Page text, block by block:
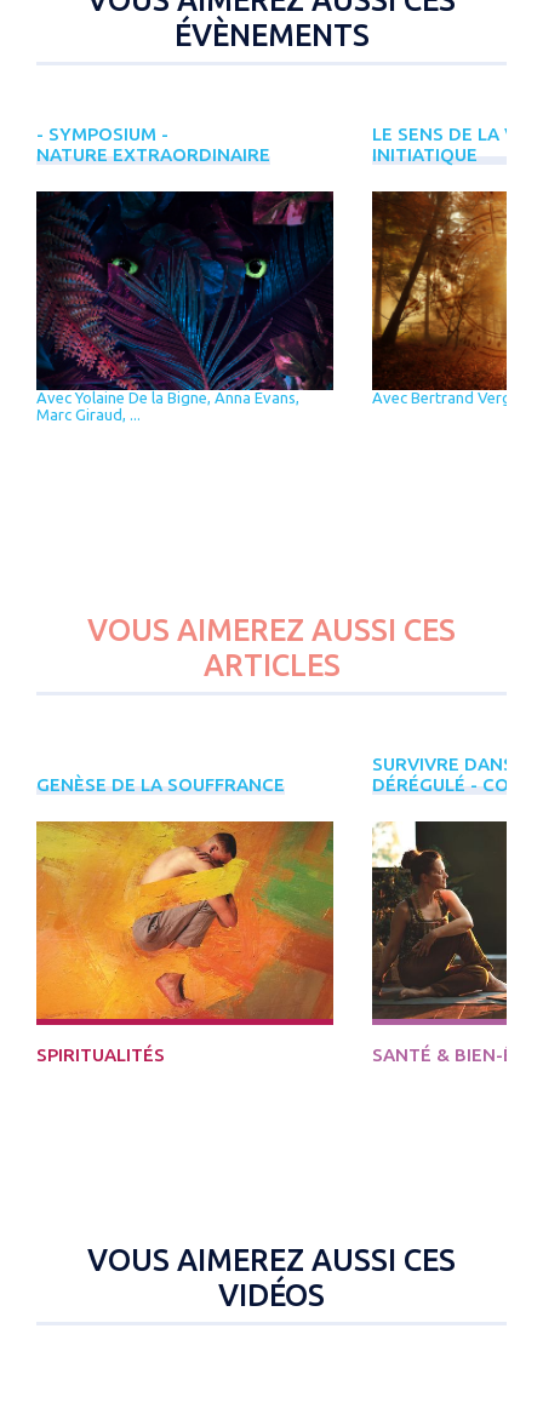
ÉVÈNEMENTS
- SYMPOSIUM -
NATURE EXTRAORDINAIRE
Avec Yolaine De la Bigne, Anna Evans,
Marc Giraud, ...
LE SENS DE LA
INITIATIQUE
Avec Bertrand Vergely
D'ÉVÈNEMENTS
INREES
DÉCOUVRIR
VOUS AIMEREZ AUSSI CES
ARTICLES
GENÈSE DE LA SOUFFRANCE
SPIRITUALITÉS
SURVIVRE DANS
DÉRÉGULÉ -
SANTÉ & BIEN-
VOUS AIMEREZ AUSSI CES
VIDÉOS